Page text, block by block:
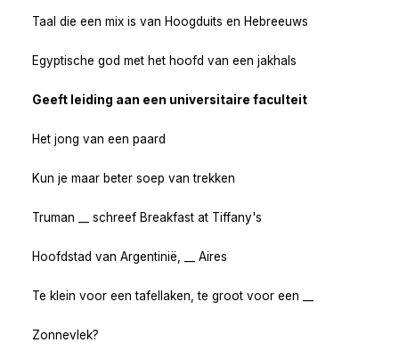
Taal die een mix is van Hoogduits en Hebreeuws
Egyptische god met het hoofd van een jakhals
Geeft leiding aan een universitaire faculteit
Het jong van een paard
Kun je maar beter soep van trekken
Truman __ schreef Breakfast at Tiffany's
Hoofdstad van Argentinië, __ Aires
Te klein voor een tafellaken, te groot voor een __
Zonnevlek?